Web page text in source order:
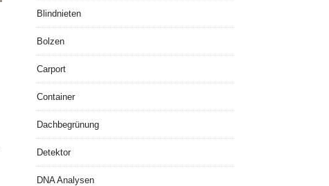
Blindnieten
Bolzen
Carport
Container
Dachbegrünung
Detektor
DNA Analysen